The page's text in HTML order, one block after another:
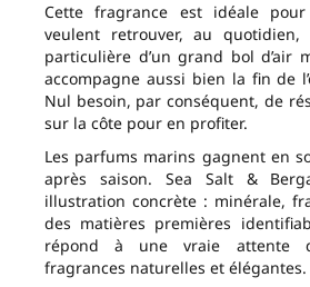
Cette fragrance est idéale
veulent retrouver, au quotidien,
particulière d’un grand bol d’air
accompagne aussi bien la fin de
Nul besoin, par conséquent, de
sur la côte pour en profiter.
Les parfums marins gagnent en
après saison. Sea Salt &
illustration concrète : minérale,
des matières premières
répond à une vraie attente
fragrances naturelles et élégantes.